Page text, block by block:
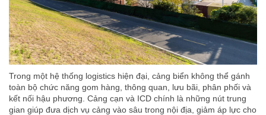
Trong một hệ thống logistics hiện đại, cảng biển không thể gánh
toàn bộ chức năng gom hàng, thông quan, lưu bãi, phân phối và
kết nối hậu phương. Cảng cạn và ICD chính là những nút trung
gian giúp đưa dịch vụ cảng vào sâu trong nội địa, giảm áp lực cho